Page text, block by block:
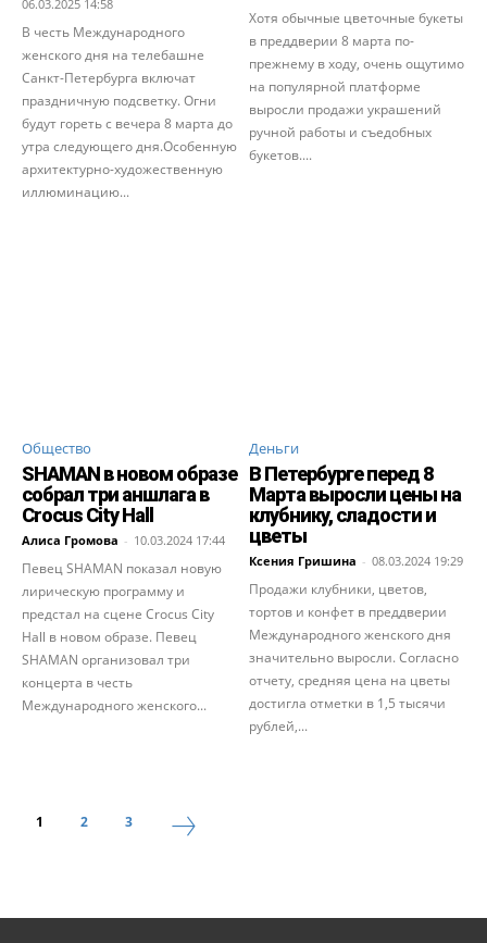
06.03.2025 14:58
В честь Международного
женского дня на телебашне
Санкт-Петербурга включат
праздничную подсветку. Огни
будут гореть с вечера 8 марта до
утра следующего дня.Особенную
архитектурно-художественную
иллюминацию...
Хотя обычные цветочные букеты
в преддверии 8 марта по-
прежнему в ходу, очень ощутимо
на популярной платформе
выросли продажи украшений
ручной работы и съедобных
букетов....
Общество
SHAMAN в новом образе
собрал три аншлага в
Crocus City Hall
Алиса Громова - 10.03.2024 17:44
Певец SHAMAN показал новую
лирическую программу и
предстал на сцене Crocus City
Hall в новом образе. Певец
SHAMAN организовал три
концерта в честь
Международного женского...
Деньги
В Петербурге перед 8
Марта выросли цены на
клубнику, сладости и
цветы
Ксения Гришина - 08.03.2024 19:29
Продажи клубники, цветов,
тортов и конфет в преддверии
Международного женского дня
значительно выросли. Согласно
отчету, средняя цена на цветы
достигла отметки в 1,5 тысячи
рублей,...
1 2 3